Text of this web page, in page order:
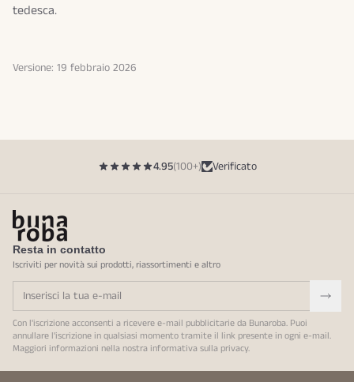
tedesca.
Versione: 19 febbraio 2026
4.95(100+) Verificato
Resta in contatto
Iscriviti per novità sui prodotti, riassortimenti e altro
Con l'iscrizione acconsenti a ricevere e-mail pubblicitarie da Bunaroba. Puoi
annullare l'iscrizione in qualsiasi momento tramite il link presente in ogni e-mail.
Maggiori informazioni nella nostra informativa sulla privacy.